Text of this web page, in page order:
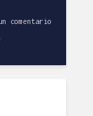
comentario